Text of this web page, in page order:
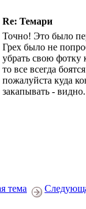
Re: Темари
Точно! Это было
Грех было не
убрать свою фотку
то все всегда
пожалуйста куда
закапывать -
тема